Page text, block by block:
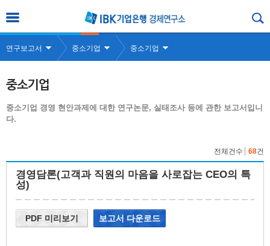
연구보고서 중소기업 중소기업
중소기업
중소기업 경영 현안과제에 대한 연구논문, 실태조사 등에 관한 보고서입니
다.
전체건수 68건
경영담론(고객과 직원의 마음을 사로잡는 CEO의 특
성)
PDF 미리보기 보고서 다운로드